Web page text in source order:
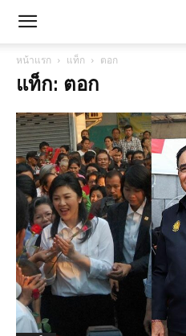
หน้าแรก แท็ก ตอก
แท็ก: ตอก